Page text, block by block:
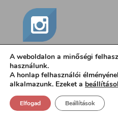
A weboldalon a minőségi
használunk.
A honlap felhasználói
alkalmazunk. Ezeket a
Elfogad Beállítások